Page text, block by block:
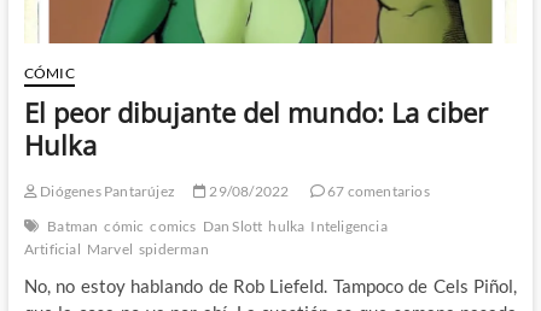
CÓMIC
El peor dibujante del mundo: La ciber
Hulka
Diógenes Pantarújez 29/08/2022
67 comentarios
Batman cómic comics Dan Slott hulka Inteligencia
Artificial Marvel spiderman
No, no estoy hablando de Rob Liefeld. Tampoco de Cels Piñol,